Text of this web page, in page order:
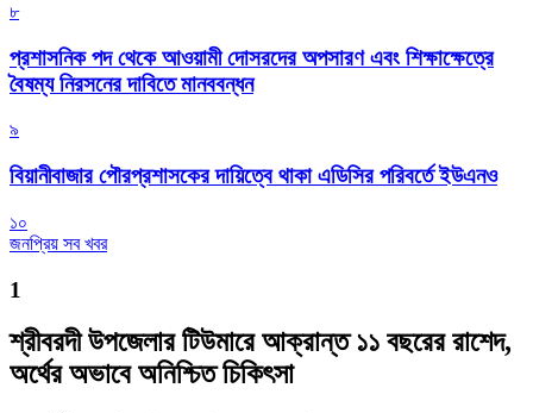
৮
প্রশাসনিক পদ থেকে আওয়ামী দোসরদের অপসারণ এবং শিক্ষাক্ষেত্রে
বৈষম্য নিরসনের দাবিতে মানববন্ধন
৯
বিয়ানীবাজার পৌরপ্রশাসকের দায়িত্বে থাকা এডিসির পরিবর্তে ইউএনও
১০
জনপ্রিয় সব খবর
1
শ্রীবরদী উপজেলার টিউমারে আক্রান্ত ১১ বছরের রাশেদ,
অর্থের অভাবে অনিশ্চিত চিকিৎসা